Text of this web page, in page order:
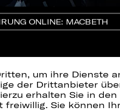
ONLINE: MACBETH
um ihre Dienste
der Drittanbieter
erhalten Sie in
Sie können